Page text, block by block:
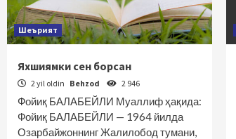
Шеърият
Яхшиямки сен борсан
2 yil oldin Behzod 2 946
Фойиқ БАЛАБЕЙЛИ Муаллиф ҳақида:
Фойиқ БАЛАБЕЙЛИ — 1964 йилда
Озарбайжоннинг Жалилобод тумани,